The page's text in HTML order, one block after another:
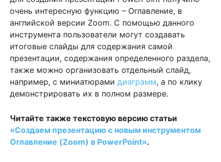
очень интересную функцию – Оглавление, в
английской версии Zoom. С помощью данного
инструмента пользователи могут создавать
итоговые слайды для содержания самой
презентации, содержания определенного раздела,
также можно организовать отдельный слайд,
например, с миниатюрами диаграмм, а по клику
демонстрировать их в полном размере.
Читайте также текстовую версию статьи
«Создаем презентацию с новым инструментом
Оглавление (Zoom) в PowerPoint».